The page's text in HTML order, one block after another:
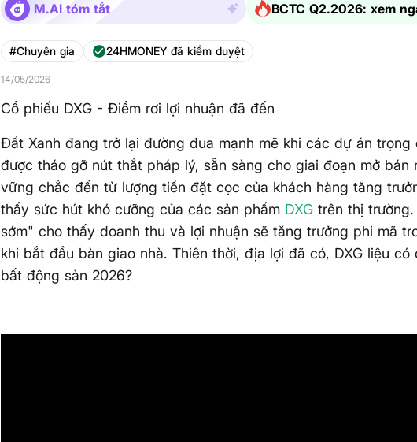
M.AI tóm tắt BCTC Q2.2026: xem
#Chuyên gia 24HMONEY đã kiểm duyệt
14/05/2026
Cổ phiếu DXG - Điểm rơi lợi nhuận đã đến
Đất Xanh đang trở lại đường đua mạnh mẽ khi các dự án
được tháo gỡ nút thắt pháp lý, sẵn sàng cho giai đoạn mở bán
vững chắc đến từ lượng tiền đặt cọc của khách hàng tăng
thấy sức hút khó cưỡng của các sản phẩm DXG trên thị
sớm" cho thấy doanh thu và lợi nhuận sẽ tăng trưởng phi mã
khi bắt đầu bàn giao nhà. Thiên thời, địa lợi đã có, DXG liệu có
bất động sản 2026?